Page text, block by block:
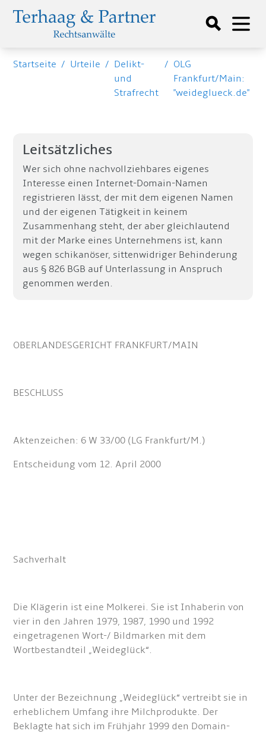
Startseite / Urteile / Delikt-
und
Strafrecht
/ OLG
Frankfurt/Main:
"weideglueck.de"
Leitsätzliches
Wer sich ohne nachvollziehbares eigenes
Interesse einen Internet-Domain-Namen
registrieren lässt, der mit dem eigenen Namen
und der eigenen Tätigkeit in keinem
Zusammenhang steht, der aber gleichlautend
mit der Marke eines Unternehmens ist, kann
wegen schikanöser, sittenwidriger Behinderung
aus § 826 BGB auf Unterlassung in Anspruch
genommen werden.
OBERLANDESGERICHT FRANKFURT/MAIN
BESCHLUSS
Aktenzeichen: 6 W 33/00 (LG Frankfurt/M.)
Entscheidung vom 12. April 2000
Sachverhalt
Die Klägerin ist eine Molkerei. Sie ist Inhaberin von
vier in den Jahren 1979, 1987, 1990 und 1992
eingetragenen Wort-/ Bildmarken mit dem
Wortbestandteil „Weideglück“.
Unter der Bezeichnung „Weideglück“ vertreibt sie in
erheblichem Umfang ihre Milchprodukte. Der
Beklagte hat sich im Frühjahr 1999 den Domain-